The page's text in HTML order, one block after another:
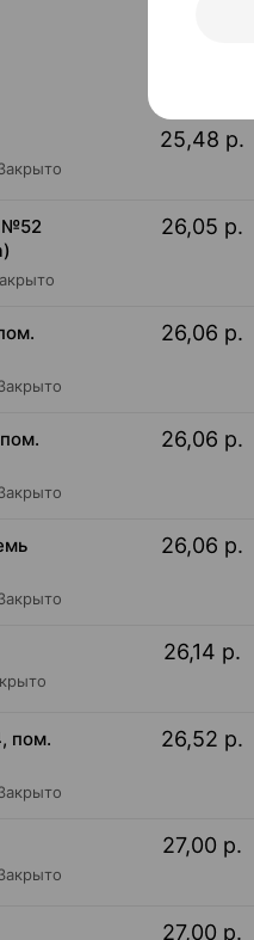
25,48 р.
№52
26,05 р.
26,06 р.
26,06 р.
26,06 р.
26,14 р.
пом.
26,52 р.
27,00 р.
27,00 р.